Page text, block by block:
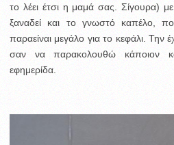
το λέει έτσι η μαμά σας. Σίγουρα)
ξαναδεί και το γνωστό καπέλο,
παραείναι μεγάλο για το κεφάλι. Την
σαν να παρακολουθώ κάποιον
εφημερίδα.